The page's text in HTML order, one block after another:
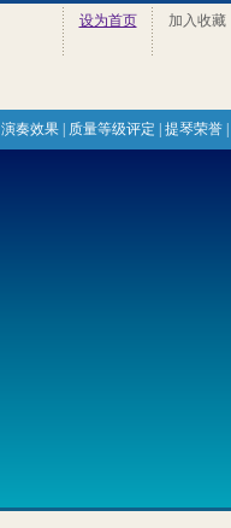
设为首页 加入收藏
演奏效果| 质量等级评定 提琴荣誉|